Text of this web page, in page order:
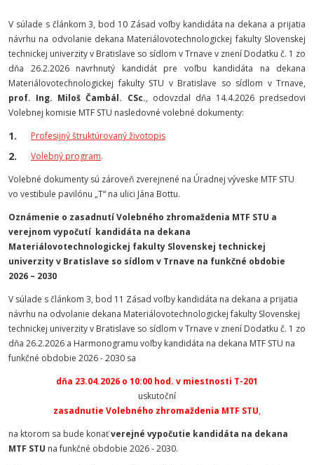
V súlade s článkom 3, bod 10 Zásad voľby kandidáta na dekana a prijatia
návrhu na odvolanie dekana Materiálovotechnologickej fakulty Slovenskej
technickej univerzity v Bratislave so sídlom v Trnave v znení Dodatku č. 1 zo
dňa 26.2.2026 navrhnutý kandidát pre voľbu kandidáta na dekana
Materiálovotechnologickej fakulty STU v Bratislave so sídlom v Trnave,
prof. Ing. Miloš Čambál. CSc., odovzdal dňa 14.4.2026 predsedovi
Volebnej komisie MTF STU nasledovné volebné dokumenty:
Profesijný štruktúrovaný životopis
Volebný program.
Volebné dokumenty sú zároveň zverejnené na Úradnej výveske MTF STU
vo vestibule pavilónu „T“ na ulici Jána Bottu.
Oznámenie o zasadnutí Volebného zhromaždenia MTF STU a
verejnom vypočutí kandidáta na dekana
Materiálovotechnologickej fakulty Slovenskej technickej
univerzity v Bratislave so sídlom v Trnave na funkčné obdobie
2026 – 2030
V súlade s článkom 3, bod 11 Zásad voľby kandidáta na dekana a prijatia
návrhu na odvolanie dekana Materiálovotechnologickej fakulty Slovenskej
technickej univerzity v Bratislave so sídlom v Trnave v znení Dodatku č. 1 zo
dňa 26.2.2026 a Harmonogramu voľby kandidáta na dekana MTF STU na
funkčné obdobie 2026 - 2030 sa
dňa 23.04.2026 o 10:00 hod. v miestnosti T-201
uskutoční
zasadnutie Volebného zhromaždenia MTF STU,
na ktorom sa bude konaťverejné vypočutie kandidáta na dekana
MTF STU na funkčné obdobie 2026 - 2030.